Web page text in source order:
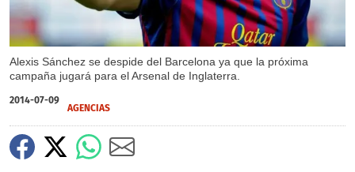
Alexis Sánchez se despide del Barcelona ya que la próxima
campaña jugará para el Arsenal de Inglaterra.
2014-07-09
AGENCIAS